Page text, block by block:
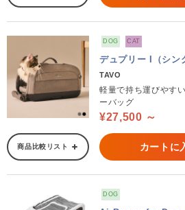
DOG CAT
デュプリー I（シン
TAVO
軽量で持ち運びやす
ーバッグ
¥27,500 ～
商品比較リスト カートに
DOG